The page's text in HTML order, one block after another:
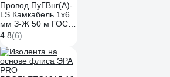
Провод ПуГВнг(А)-
LS Камкабель 1x6
мм З-Ж 50 м ГОСТ
221/
Р12VШ1U0К000050М
4.8(6)